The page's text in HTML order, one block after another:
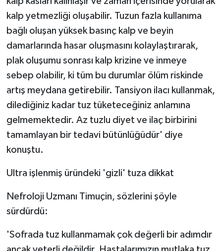
kalp yetmezliği oluşabilir. Tuzun fazla kullanıma
bağlı oluşan yüksek basınç kalp ve beyin
damarlarında hasar oluşmasını kolaylaştırarak,
plak oluşumu sonrası kalp krizine ve inmeye
sebep olabilir, ki tüm bu durumlar ölüm riskinde
artış meydana getirebilir. Tansiyon ilacı kullanmak,
dilediğiniz kadar tuz tüketeceğiniz anlamına
gelmemektedir. Az tuzlu diyet ve ilaç birbirini
tamamlayan bir tedavi bütünlüğüdür' diye
konuştu.
Ultra işlenmiş üründeki 'gizli' tuza dikkat
Nefroloji Uzmanı Timuçin, sözlerini şöyle
sürdürdü:
'Sofrada tuz kullanmamak çok değerli bir adımdır